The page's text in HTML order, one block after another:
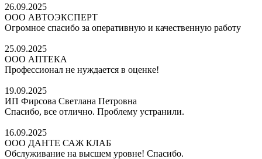
26.09.2025
ООО АВТОЭКСПЕРТ
Огромное спасибо за оперативную и качественную работу
25.09.2025
ООО АПТЕКА
Профессионал не нуждается в оценке!
19.09.2025
ИП Фирсова Светлана Петровна
Спасибо, все отлично. Проблему устранили.
16.09.2025
ООО ДАНТЕ САЖ КЛАБ
Обслуживание на высшем уровне! Спасибо.